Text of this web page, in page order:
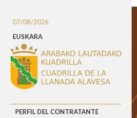
07/08/2026
EUSKARA
PERFIL DEL CONTRATANTE